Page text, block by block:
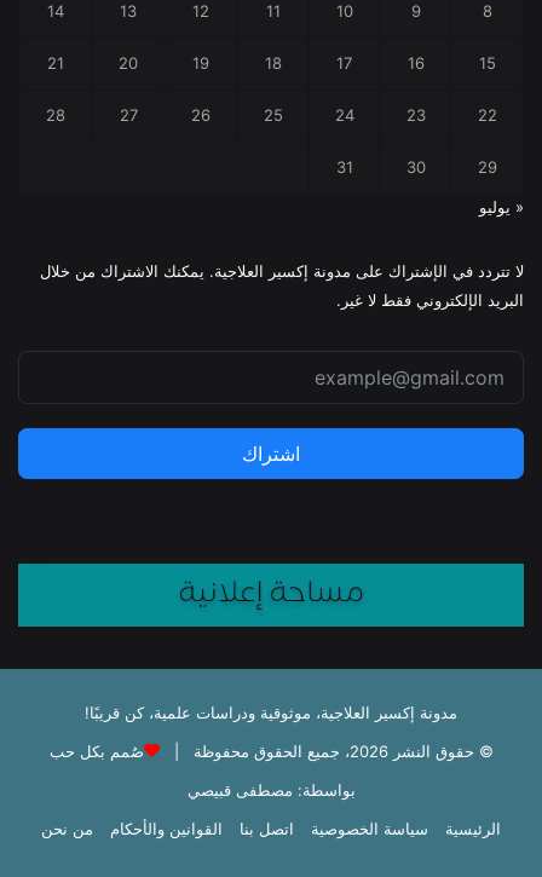
8
9
10
11
12
13
14
15
16
17
18
19
20
21
22
23
24
25
26
27
28
29
30
31
« يوليو
لا تتردد في الإشتراك على مدونة إكسير العلاجية. يمكنك الاشتراك من خلال
البريد الإلكتروني فقط لا غير.
اشتراك
مدونة إكسير العلاجية، موثوقية ودراسات علمية، كن قريبًا!
© حقوق النشر 2026، جميع الحقوق محفوظة |
صُمم بكل حب
بواسطة: مصطفى قبيصي
الرئيسية
سياسة الخصوصية اتصل بنا القوانين والأحكام من نحن